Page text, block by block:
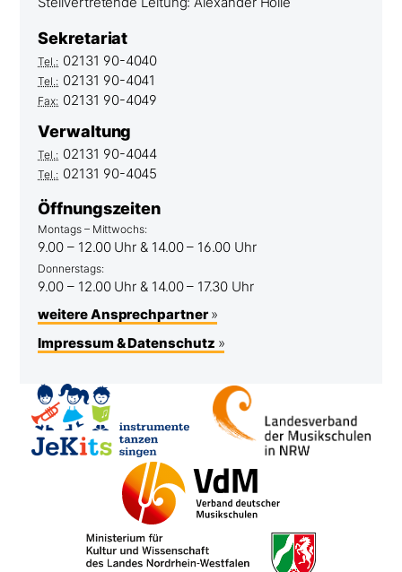
Sekretariat
Tel.: 02131 90-4040
Tel.: 02131 90-4041
Fax: 02131 90-4049
Verwaltung
Tel.: 02131 90-4044
Tel.: 02131 90-4045
Öffnungszeiten
Montags – Mittwochs:
9.00 – 12.00 Uhr & 14.00 – 16.00 Uhr
Donnerstags:
9.00 – 12.00 Uhr & 14.00 – 17.30 Uhr
weitere Ansprechpartner
Impressum & Datenschutz